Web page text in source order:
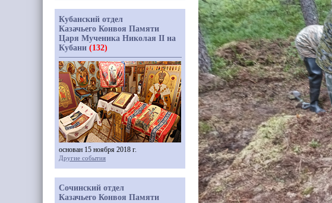
Кубанский отдел
Казачьего Конвоя Памяти
Царя Мученика Николая II на
Кубани (132)
основан 15 ноября 2018 г.
Другие события
Сочинский отдел
Казачьего Конвоя Памяти